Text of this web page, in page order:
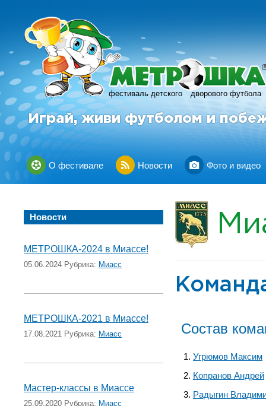
фестиваль детского дворового футбола
R
Играй, живи футболом и
О фестивале Новости Фото и видео
Новости
МЕТРОШКА-2024 в Миассе!
05.06.2024 Рубрика: Миасс
МЕТРОШКА-2021 в Миассе!
17.08.2021 Рубрика: Миасс
Мастер-классы в Миассе
25.09.2020 Рубрика: Миасс
Состав
Угрюмов Максим
Копранов Андрей
Радыгин